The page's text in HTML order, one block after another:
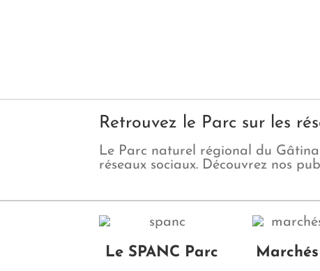
Retrouvez le Parc sur les
Le Parc naturel régional du
réseaux sociaux. Découvrez nos
Le SPANC Parc